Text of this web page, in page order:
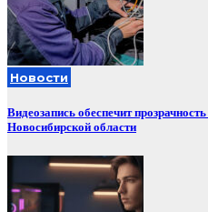
Новости
Видеозапись обеспечит
Новосибирской области